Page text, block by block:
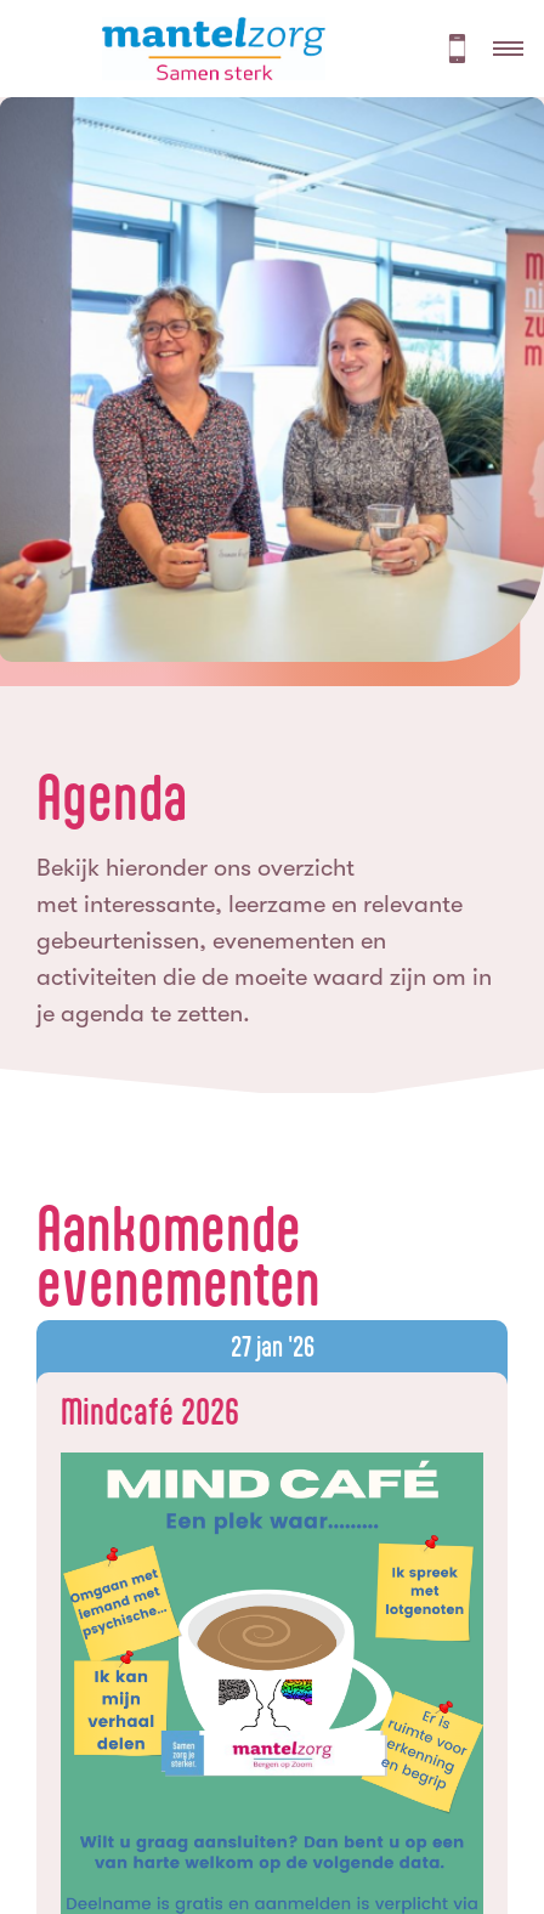
Agenda
Bekijk hieronder ons overzicht
met interessante, leerzame en relevante
gebeurtenissen, evenementen en
activiteiten die de moeite waard zijn om in
je agenda te zetten.
Aankomende
evenementen
27jan '26
Mindcafé 2026